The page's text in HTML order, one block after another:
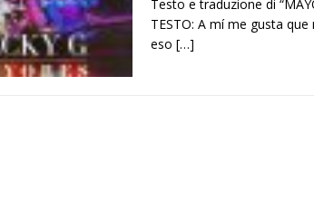
Testo e traduzione di
TESTO: A mí me gusta
eso […]